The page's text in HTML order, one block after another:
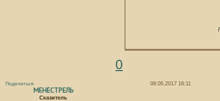
0
Поделиться 08.05.2017 16:11
МЕНЕСТРЕЛЬ
Сказитель